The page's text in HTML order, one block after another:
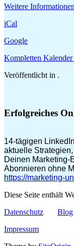
Weitere Informationen
iCal
Google
Kompletten Kalender
Veröffentlicht in .
Erfolgreiches
14-tägigen
aktuelle
Deinen Marketing-
Abonnieren ohne
https://marketing-
Diese Seite enthält
Datenschutz
Blog
Impressum